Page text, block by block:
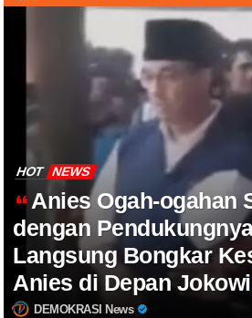
HOT NEWS
Anies Ogah-ogahan
dengan
Langsung Bongkar
Anies di Depan Jokowi
DEMOKRASI News